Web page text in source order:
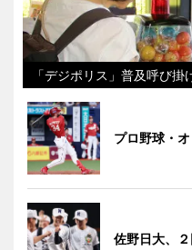
「デジポリス」普及呼び掛
プロ野球・
佐野日大、